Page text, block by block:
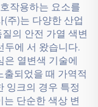
작용하는 요소를
주)는 다양한 산업
의 안전 가열 색변
두에 서 왔습니다.
은 열변색 기술에
출되었을 때 가역적
잉크의 경우 특정
는 단순한 색상 변